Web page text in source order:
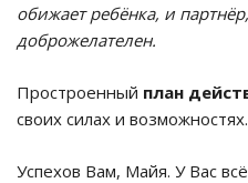
обижает ребёнка, и
доброжелателен.
Простроенный план
своих силах и
Успехов Вам, Майя. У Вас